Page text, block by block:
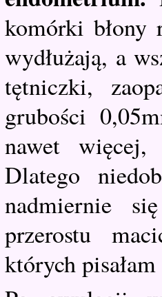
komórki błony
wydłużają, a
tętniczki,
grubości
nawet
Dlatego
nadmiernie
przerostu
których pisałam